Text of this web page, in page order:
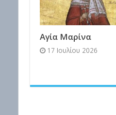
Αγία Μαρίνα
17 Ιουλίου 2026